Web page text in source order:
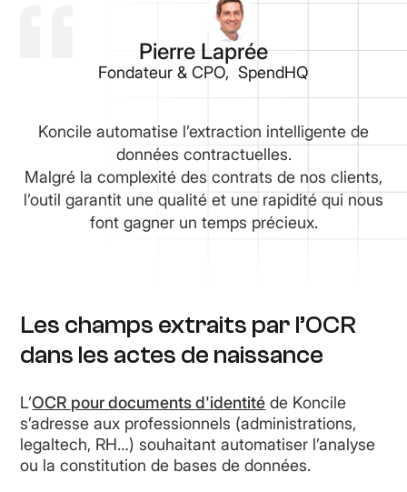
Pierre Laprée
Fondateur & CPO, SpendHQ
Koncile automatise l’extraction intelligente de
données contractuelles.
Malgré la complexité des contrats de nos clients,
l’outil garantit une qualité et une rapidité qui nous
font gagner un temps précieux.
Les champs extraits par l’OCR
dans les actes de naissance
L’OCR pour documents d'identité de Koncile
s’adresse aux professionnels (administrations,
legaltech, RH…) souhaitant automatiser l’analyse
ou la constitution de bases de données.